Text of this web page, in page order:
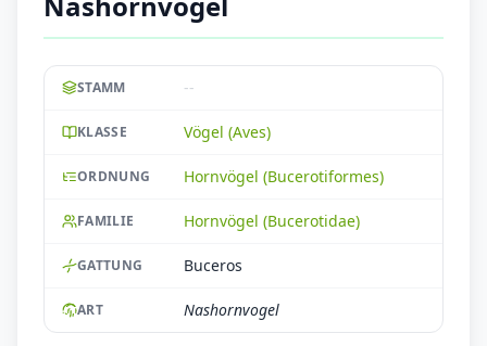
STAMM --
KLASSE Vögel (Aves)
ORDNUNG Hornvögel (Bucerotiformes)
FAMILIE Hornvögel (Bucerotidae)
GATTUNG Buceros
ART Nashornvogel